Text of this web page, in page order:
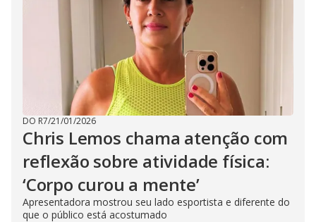
DO R7/21/01/2026
Chris Lemos chama atenção com
reflexão sobre atividade física:
‘Corpo curou a mente’
Apresentadora mostrou seu lado esportista e diferente do
que o público está acostumado